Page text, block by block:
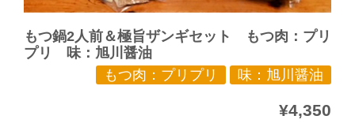
もつ鍋2人前＆極旨ザンギセット もつ肉：プリ
プリ 味：旭川醤油
もつ肉：プリプリ
味：旭川醤油
¥4,350